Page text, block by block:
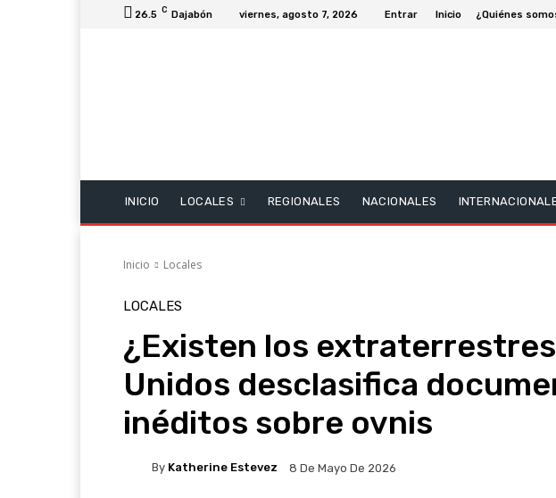
26.5 C Dajabón viernes, agosto 7, 2026 Entrar Inicio ¿Quiénes
INICIO LOCALES REGIONALES NACIONALES
Inicio Locales
LOCALES
¿Existen los
Unidos desclasifica
inéditos sobre ovnis
By Katherine Estevez 8 De Mayo De 2026